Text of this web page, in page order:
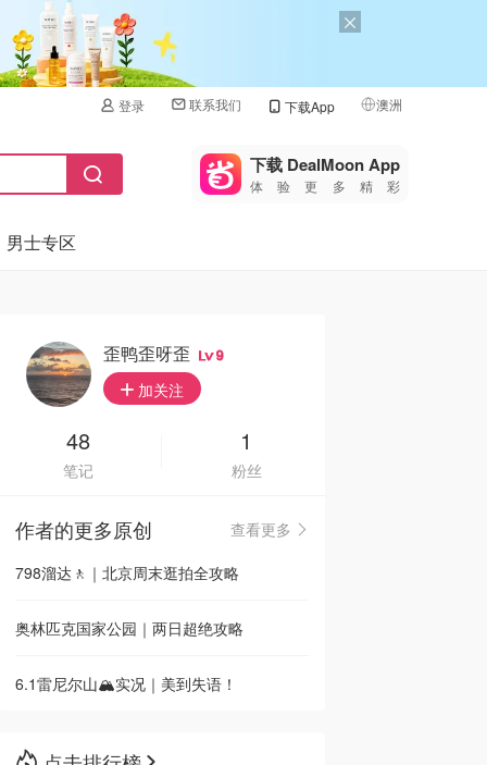
登录 联系我们 下载App 澳洲
🇺🇸
🇨🇳 中国
🇦🇺
🇳🇿新西兰
下载 DealMoon App
体验更多精彩
男士专区
歪鸭歪呀歪 9
加关注
48
笔记
1
粉丝
作者的更多原创
查看更多
798溜达🚶｜北京周末逛拍全攻略
奥林匹克国家公园｜两日超绝攻略
6.1雷尼尔山🏔️实况｜美到失语！